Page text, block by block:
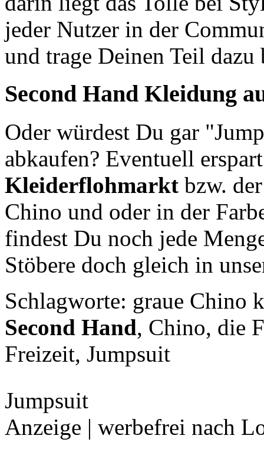
jeder Nutzer in der
und trage Deinen Teil
Second Hand Kleidung
Oder würdest Du gar
abkaufen? Eventuell
Kleiderflohmarkt bzw.
Chino und oder in der
findest Du noch jede
Stöbere doch gleich in
Schlagworte: graue Chino
Second Hand, Chino, die
Freizeit, Jumpsuit
Jumpsuit
Anzeige | werbefrei nach